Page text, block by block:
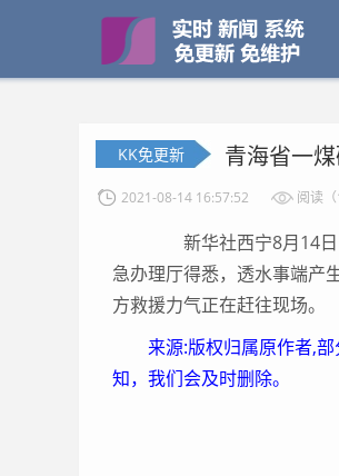
KK免更新 青海省一
2021-08-14 16:57:52 阅读（
新华社西宁8月14日
急办理厅得悉，透水事端产
方救援力气正在赶往现场。
来源:版权归属原作者,
知，我们会及时删除。